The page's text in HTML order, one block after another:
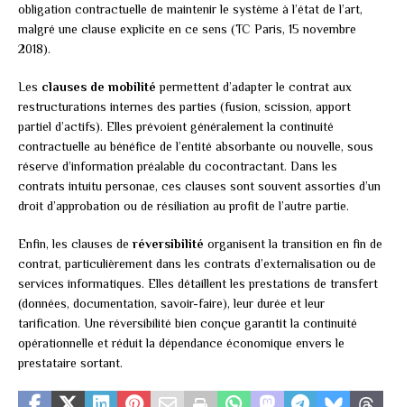
obligation contractuelle de maintenir le système à l’état de l’art,
malgré une clause explicite en ce sens (TC Paris, 15 novembre
2018).
Les clauses de mobilité permettent d’adapter le contrat aux
restructurations internes des parties (fusion, scission, apport
partiel d’actifs). Elles prévoient généralement la continuité
contractuelle au bénéfice de l’entité absorbante ou nouvelle, sous
réserve d’information préalable du cocontractant. Dans les
contrats intuitu personae, ces clauses sont souvent assorties d’un
droit d’approbation ou de résiliation au profit de l’autre partie.
Enfin, les clauses de réversibilité organisent la transition en fin de
contrat, particulièrement dans les contrats d’externalisation ou de
services informatiques. Elles détaillent les prestations de transfert
(données, documentation, savoir-faire), leur durée et leur
tarification. Une réversibilité bien conçue garantit la continuité
opérationnelle et réduit la dépendance économique envers le
prestataire sortant.